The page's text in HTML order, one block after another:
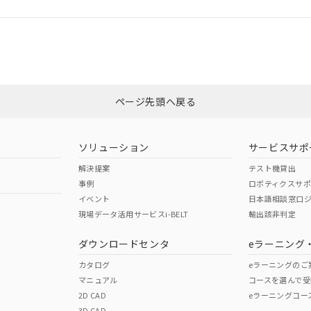
ダウンロードはこちら
（日本
（アメリカ
この製品の規格認証/適合
その他の認証はこちらのページからご
ページ先頭へ戻る
ソリューション
解決提案
事例
イベント
現場データ活用サービスi-BELT
ダウンロードセンタ
カタログ
マニュアル
2D CAD
サービスサポ
テスト機貸出
ロボティクスサ
日本語相談窓口
輸出該非判定
eラーニング
eラーニングのご
コースを選んで
eラーニングコー